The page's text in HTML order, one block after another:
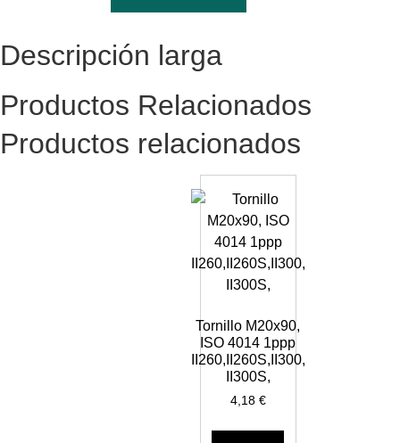
Descripción larga
Productos Relacionados
Productos relacionados
Tornillo M20x90,
ISO 4014 1ppp
II260,II260S,II300,
II300S,
4,18 €